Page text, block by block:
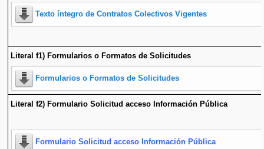
Texto íntegro de Contratos Colectivos Vigentes
Literal f1) Formularios o Formatos de Solicitudes
Formularios o Formatos de Solicitudes
Literal f2) Formulario Solicitud acceso Información Pública
Formulario Solicitud acceso Información Pública